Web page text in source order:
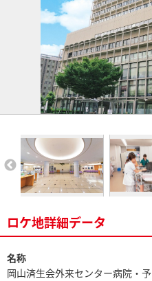
ロケ地詳細データ
名称
岡山済生会外来センター病院・